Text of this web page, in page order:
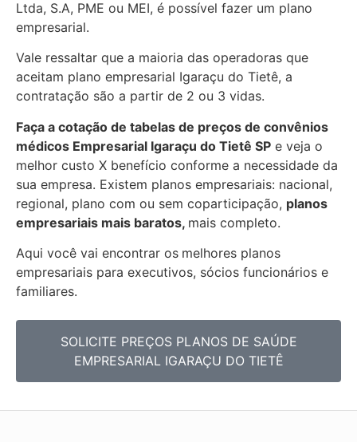
Ltda, S.A, PME ou MEI, é possível fazer um plano
empresarial.
Vale ressaltar que a maioria das operadoras que
aceitam plano empresarial Igaraçu do Tietê, a
contratação são a partir de 2 ou 3 vidas.
Faça a cotação de tabelas de preços de convênios
médicos Empresarial Igaraçu do Tietê SP e veja o
melhor custo X benefício conforme a necessidade da
sua empresa. Existem planos empresariais: nacional,
regional, plano com ou sem coparticipação, planos
empresariais mais baratos, mais completo.
Aqui você vai encontrar os melhores planos
empresariais para executivos, sócios funcionários e
familiares.
SOLICITE PREÇOS PLANOS DE SAÚDE
EMPRESARIAL IGARAÇU DO TIETÊ